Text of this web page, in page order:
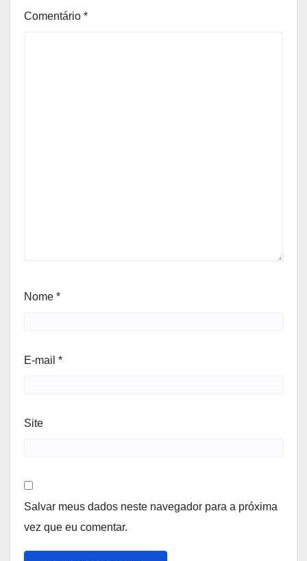
Comentário *
Nome *
E-mail *
Site
Salvar meus dados neste navegador para a próxima
vez que eu comentar.